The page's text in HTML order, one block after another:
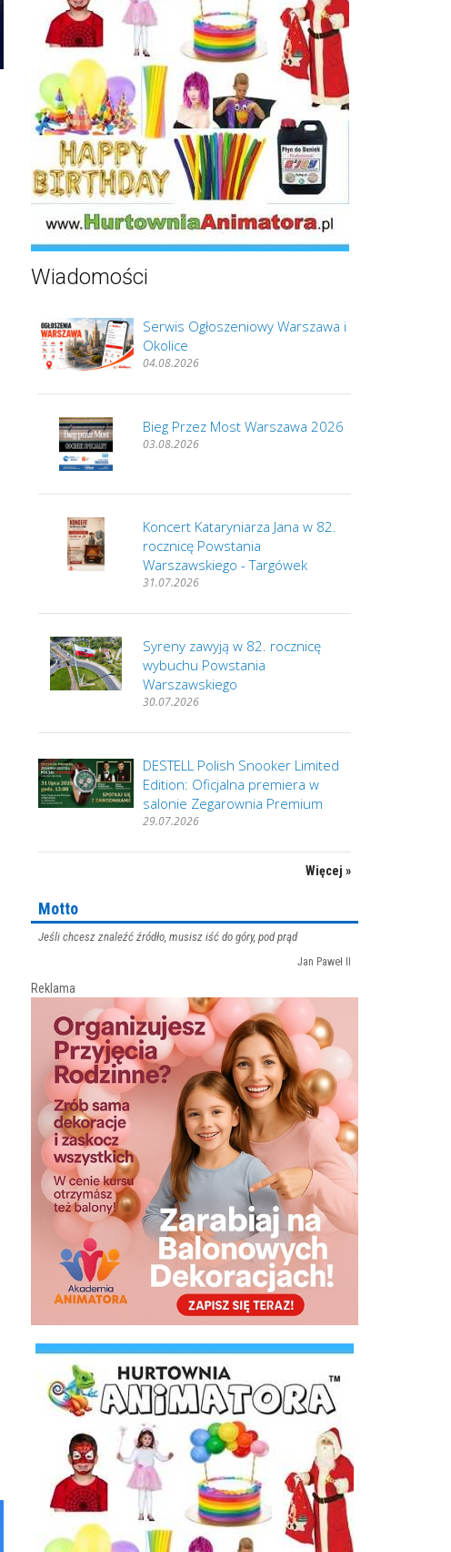
Wiadomości
Serwis Ogłoszeniowy Warszawa i
Okolice
04.08.2026
Bieg Przez Most Warszawa 2026
03.08.2026
Koncert Kataryniarza Jana w 82.
rocznicę Powstania
Warszawskiego - Targówek
31.07.2026
Syreny zawyją w 82. rocznicę
wybuchu Powstania
Warszawskiego
30.07.2026
DESTELL Polish Snooker Limited
Edition: Oficjalna premiera w
salonie Zegarownia Premium
29.07.2026
Więcej »
Motto
Jeśli chcesz znaleźć źródło, musisz iść do góry, pod prąd
Jan Paweł II
Reklama